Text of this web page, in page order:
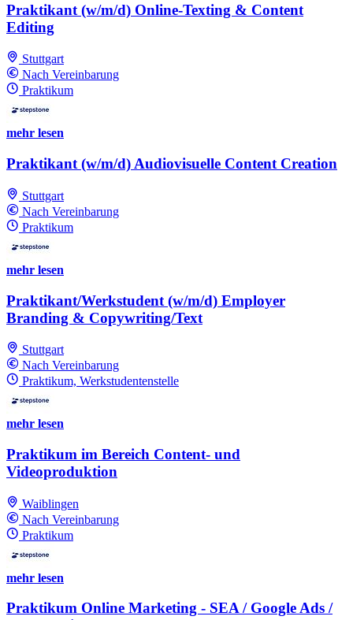
Praktikant (w/m/d) Online-Texting & Content
Editing
Stuttgart
Nach Vereinbarung
Praktikum
mehr lesen
Praktikant (w/m/d) Audiovisuelle Content Creation
Stuttgart
Nach Vereinbarung
Praktikum
mehr lesen
Praktikant/Werkstudent (w/m/d) Employer
Branding & Copywriting/Text
Stuttgart
Nach Vereinbarung
Praktikum, Werkstudentenstelle
mehr lesen
Praktikum im Bereich Content- und
Videoproduktion
Waiblingen
Nach Vereinbarung
Praktikum
mehr lesen
Praktikum Online Marketing - SEA / Google Ads /